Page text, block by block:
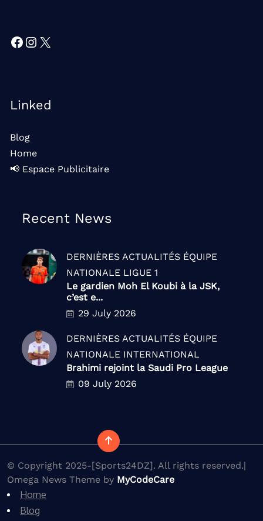
Facebook
Instagram
X
Linked
Blog
Home
📢 Espace Publicitaire
Recent News
DERNIÈRES ACTUALITÉS ÉQUIPE
NATIONALE LIGUE 1
Le gardien Moh El Koubi à la JSK,
c’est e...
29 July 2026
DERNIÈRES ACTUALITÉS ÉQUIPE
NATIONALE INTERNATIONAL
Brahimi rejoint la Saudi Pro League
09 July 2026
© Copyright 2025-[Sports24DZ]. All rights reserved.|
Omega News Theme by MyCodeCare
Home
Blog